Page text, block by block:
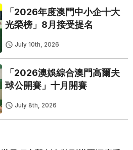
「2026年度澳門中小企十大
光榮榜」8月接受提名
July 10th, 2026
「2026澳娛綜合澳門高爾夫
球公開賽」十月開賽
July 8th, 2026